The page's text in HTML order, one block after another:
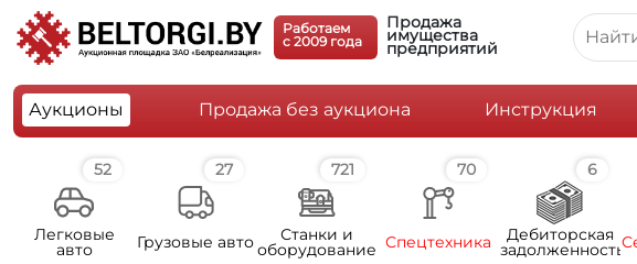
Работаем
c 2009 года
Продажа
имущества
предприятий
Аукционы Продажа без аукциона Инструкция
52
Легковые
авто
27
Грузовые авто
721
Станки и
оборудование
70
Спецтехника
6
Дебиторская
задолженность